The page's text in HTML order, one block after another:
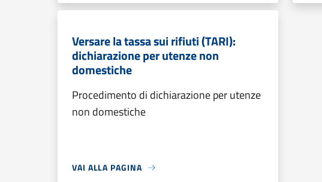
Versare la tassa sui rifiuti (TARI):
dichiarazione per utenze non
domestiche
Procedimento di dichiarazione per utenze
non domestiche
VAI ALLA PAGINA